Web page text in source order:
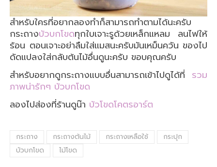
สำหรับใครที่อยากลองทำก็สามารถทำตามได้นะครับ
กระถางบัวบกโขดทุกใบเจาะรูด้วยเหล็กแหลม ลนไฟให้
ร้อน ตอนเจาะอย่าลืมใส่แมสนะครับมันเหม็นควัน ของไป
ดัดแปลงใส่กลับต้นไม้อื่นดูนะครับ ขอบคุณครับ
สำหรับอยากดูกระถางแบบอื่นสามารถเข้าไปดูได้ที่ รวม
ภาพน่ารักๆ บัวบกโขด
ลองไปส่องที่ร้านดูน๊า บัวโขดโคตรอาร์ต
กระถาง กระถางต้นไม้ กระถางเหลือใช้
กระปุก
บัวบกโขด
ไม้โขด